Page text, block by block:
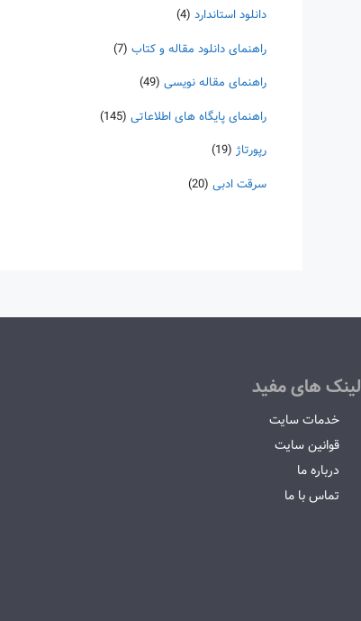
دانلود استاندارد (4)
راهنمای دانلود مقاله و کتاب (7)
راهنمای مقاله نویسی (49)
راهنمای پایگاه های اطلاعاتی (145)
رپورتاژ (19)
سرقت ادبی (20)
لینک های مفید
خدمات سایت
قوانین سایت
درباره ما
تماس با ما